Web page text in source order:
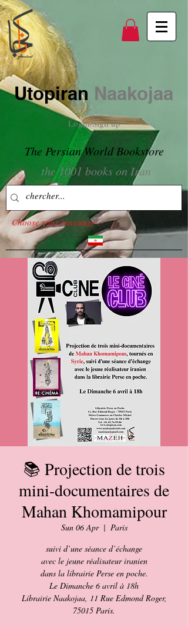
Utopiran Naakojaa
Login/Sign up
The Persian World Bookstore
the 1001 books on Iran
Choose your language :
📚 Projection de trois
mini-documentaires de
Mahan Khomamipour
Sun 06 Apr
  |
Paris
suivi d’une séance d’échange
avec le jeune réalisateur iranien
dans la librairie Perse en poche.
Le Dimanche 6 avril à 18h
Librairie Naakojaa, 11 Rue Edmond Roger,